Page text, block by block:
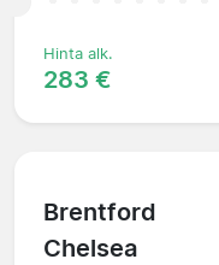
Hinta alk.
283 €
Brentford
Chelsea